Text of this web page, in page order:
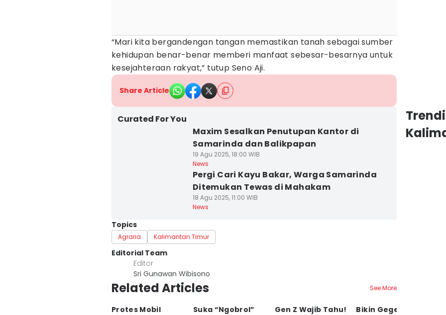
“Mari kita bergandengan tangan memastikan tanah sebagai sumber
kehidupan benar-benar memberi manfaat sebesar-besarnya untuk
kesejahteraan rakyat,” tutup Seno Aji.
Share Article
Curated For You
Maxim Sesalkan Penutupan Kantor di
Samarinda dan Balikpapan
19 Agu 2025, 18:00 WIB
News
Pergi Cari Kayu Bakar, Warga Samarinda
Ditemukan Tewas di Mahakam
18 Agu 2025, 11:00 WIB
News
Topics
Agraria Kalimantan Timur
Editorial Team
Editor
Sri Gunawan Wibisono
Related Articles See More
Protes Mobil Suka “Ngobrol” Gen Z Wajib Tahu! Bikin Geger! Ibu